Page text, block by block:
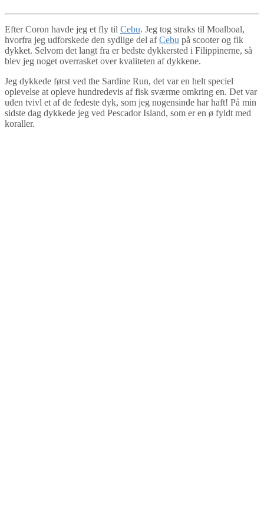
Efter Coron havde jeg et fly til Cebu. Jeg tog straks til Moalboal,
hvorfra jeg udforskede den sydlige del afCebu på scooter og fik
dykket. Selvom det langt fra er bedste dykkersted i Filippinerne, så
blev jeg noget overrasket over kvaliteten af dykkene.
Jeg dykkede først ved the Sardine Run, det var en helt speciel
oplevelse at opleve hundredevis af fisk sværme omkring en. Det var
uden tvivl et af de fedeste dyk, som jeg nogensinde har haft! På min
sidste dag dykkede jeg ved Pescador Island, som er en ø fyldt med
koraller.